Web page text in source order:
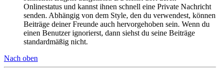
Onlinestatus und kannst ihnen schnell eine Private Nachricht
senden. Abhängig von dem Style, den du verwendest, können
Beiträge deiner Freunde auch hervorgehoben sein. Wenn du
einen Benutzer ignorierst, dann siehst du seine Beiträge
standardmäßig nicht.
Nach oben